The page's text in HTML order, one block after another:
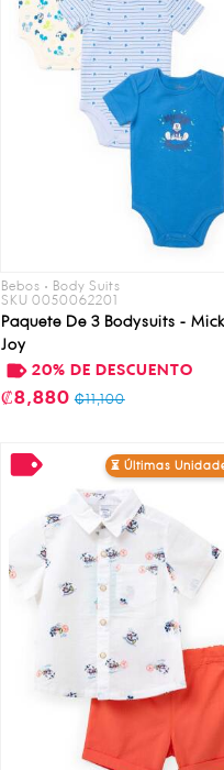
Bebos • Body Suits
SKU 0050062201
Paquete De 3 Bodysuits -
Joy
20% DE DESCUENTO
₡8,880 ₡11,100
⏳ Últimas